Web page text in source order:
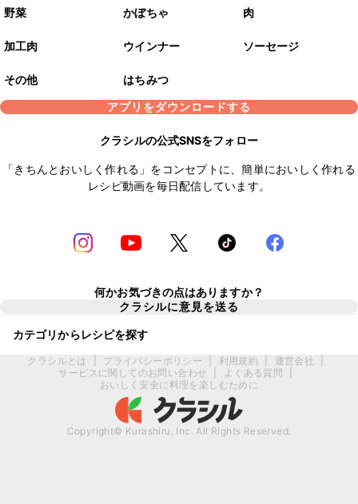
野菜 かぼちゃ 肉
加工肉 ウインナー ソーセージ
その他
はちみつ
アプリをダウンロードする
クラシルの公式SNSをフォロー
「きちんとおいしく作れる」をコンセプトに、簡単においしく作れる
レシピ動画を毎日配信しています。
何かお気づきの点はありますか？
クラシルに意見を送る
カテゴリからレシピを探す
クラシルとは プライバシーポリシー 利用規約 運営会社
サービスに関してのお問い合わせ
よくある質問
おいしく安全に料理を楽しむために
Copyright© Kurashiru, Inc. All Rights Reserved.